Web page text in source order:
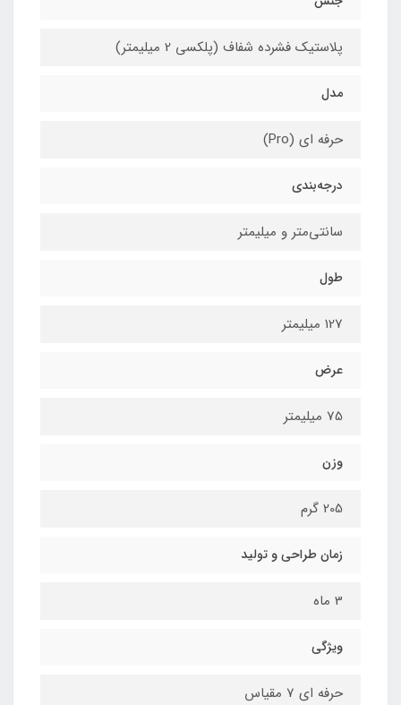
پلاستیک فشرده شفاف (پلکسی 2 میلیمتر)
مدل
حرفه ای (Pro)
درجه‌بندی
سانتی‌متر و میلیمتر
طول
127 میلیمتر
عرض
75 میلیمتر
وزن
205 گرم
زمان طراحی و تولید
3 ماه
ویژگی
حرفه ای 7 مقیاس